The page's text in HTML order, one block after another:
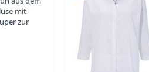
mit
zur